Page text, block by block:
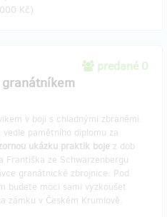
Kč)
predané 0
v boji s chladnými zbraněmi.
pamětního diplomu za
ukázku praktik boje z dob
Františka ze Schwarzenbergu
granátnické zbrojnice. Pod
budete moci sami vyzkoušet
zámku v Českém Krumlově.